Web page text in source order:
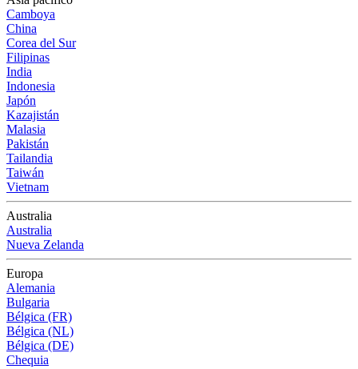
Camboya
China
Corea del Sur
Filipinas
India
Indonesia
Japón
Kazajistán
Malasia
Pakistán
Tailandia
Taiwán
Vietnam
Australia
Australia
Nueva Zelanda
Europa
Alemania
Bulgaria
Bélgica (FR)
Bélgica (NL)
Bélgica (DE)
Chequia